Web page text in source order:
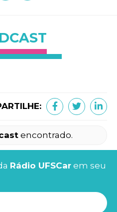
encontrado.
Rádio UFSCar em seu